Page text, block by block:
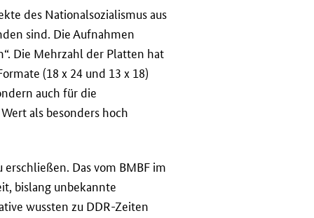
des Nationalsozialismus aus
sind. Die Aufnahmen
Die Mehrzahl der Platten hat
(18 x 24 und 13 x 18)
auch für die
als besonders hoch
Das vom BMBF im
bislang unbekannte
wussten zu DDR-Zeiten